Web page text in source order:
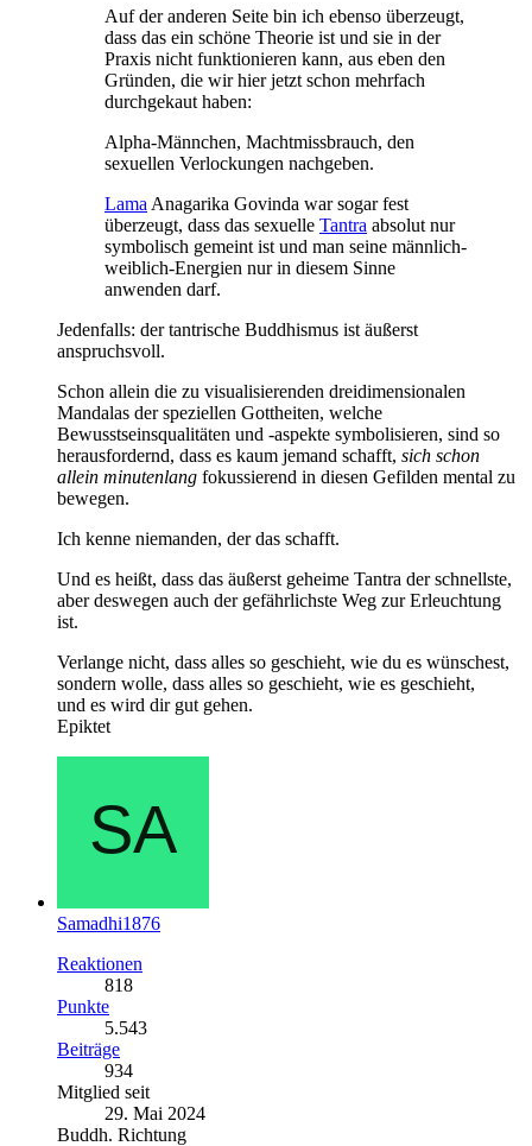
Auf der anderen Seite bin ich ebenso überzeugt,
dass das ein schöne Theorie ist und sie in der
Praxis nicht funktionieren kann, aus eben den
Gründen, die wir hier jetzt schon mehrfach
durchgekaut haben:
Alpha-Männchen, Machtmissbrauch, den
sexuellen Verlockungen nachgeben.
Lama Anagarika Govinda war sogar fest
überzeugt, dass das sexuelle Tantra absolut nur
symbolisch gemeint ist und man seine männlich-
weiblich-Energien nur in diesem Sinne
anwenden darf.
Jedenfalls: der tantrische Buddhismus ist äußerst
anspruchsvoll.
Schon allein die zu visualisierenden dreidimensionalen
Mandalas der speziellen Gottheiten, welche
Bewusstseinsqualitäten und -aspekte symbolisieren, sind so
herausfordernd, dass es kaum jemand schafft, sich schon
allein minutenlang fokussierend in diesen Gefilden mental zu
bewegen.
Ich kenne niemanden, der das schafft.
Und es heißt, dass das äußerst geheime Tantra der schnellste,
aber deswegen auch der gefährlichste Weg zur Erleuchtung
ist.
Verlange nicht, dass alles so geschieht, wie du es wünschest,
sondern wolle, dass alles so geschieht, wie es geschieht,
und es wird dir gut gehen.
Epiktet
Samadhi1876
Reaktionen
818
Punkte
5.543
Beiträge
934
Mitglied seit
29. Mai 2024
Buddh. Richtung